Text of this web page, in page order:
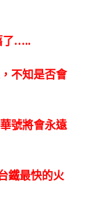
了…..
不知是否會
號將會永遠
鐵最快的火